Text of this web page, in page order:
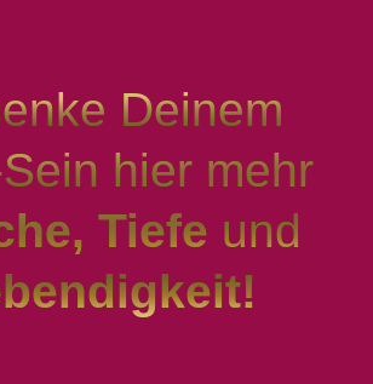
Deinem
hier mehr
Tiefe und